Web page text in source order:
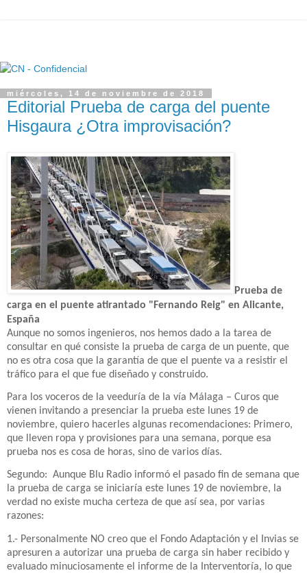
miércoles, 14 de noviembre de 2018
Editorial Prueba de carga del puente
Hisgaura ¿Otra improvisación?
Prueba de
carga en el puente atirantado "Fernando Reig" en Alicante,
España
Aunque no somos ingenieros, nos hemos dado a la tarea de
consultar en qué consiste la prueba de carga de un puente, que
no es otra cosa que la garantía de que el puente va a resistir el
tráfico para el que fue diseñado y construido.
Para los voceros de la veeduría de la vía Málaga – Curos que
vienen invitando a presenciar la prueba este lunes 19 de
noviembre, quiero hacerles algunas recomendaciones: Primero,
que lleven ropa y provisiones para una semana, porque esa
prueba nos es cosa de horas, sino de varios días.
Segundo: Aunque Blu Radio informó el pasado fin de semana que
la prueba de carga se iniciaría este lunes 19 de noviembre, la
verdad no existe mucha certeza de que así sea, por varias
razones:
1.- Personalmente NO creo que el Fondo Adaptación y el Invias se
apresuren a autorizar una prueba de carga sin haber recibido y
evaluado minuciosamente el informe de la Interventoría, lo que